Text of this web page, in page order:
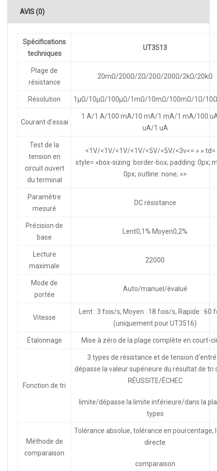
AVIS (0)
Spécifications
techniques
UT3513
Plage de
résistance
20mΩ/200Ω/2Ω/20Ω/200Ω/2kΩ/20kΩ
Résolution 1µΩ/10µΩ/100µΩ/1mΩ/10mΩ/100mΩ/1Ω/
Courant d’essai
1 A/1 A/100 mA/10 mA/1 mA/1 mA/100
uA/1 uA
Test de la
tension en
circuit ouvert
du terminal
<1V/<1V/<1V/<1V/<5V/<5V/<3v<= » » td=
style= »box-sizing: border-box; padding: 0px;
0px; outline: none; »>
Paramètre
mesuré
DC résistance
Précision de
base
Lent0,1% Moyen0,2%
Lecture
maximale
22000
Mode de
portée
Auto/manuel/évalué
Vitesse
Lent : 3 fois/s, Moyen : 18 fois/s, Rapide : 60
(uniquement pour UT3516)
Étalonnage Mise à zéro de la plage complète en court-
Fonction de tri
3 types de résistance et de tension
dépasse la valeur supérieure du résultat de tri
RÉUSSITE/ÉCHEC
limite/dépasse la limite inférieure/dans la
types
Méthode de
comparaison
Tolérance absolue, tolérance en pourcentage,
directe
comparaison